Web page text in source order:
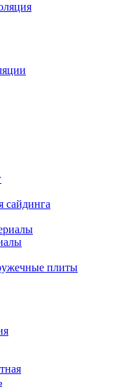
сайдинга
плиты